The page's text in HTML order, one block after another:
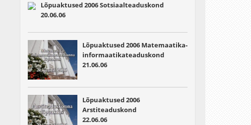
Lõpuaktused 2006 Sotsiaalteaduskond
20.06.06
Lõpuaktused 2006 Matemaatika-
informaatikateaduskond
21.06.06
Lõpuaktused 2006
Arstiteaduskond
22.06.06